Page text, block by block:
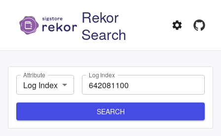
Rekor
Search
Attribute
Log Index
Log Index
SEARCH